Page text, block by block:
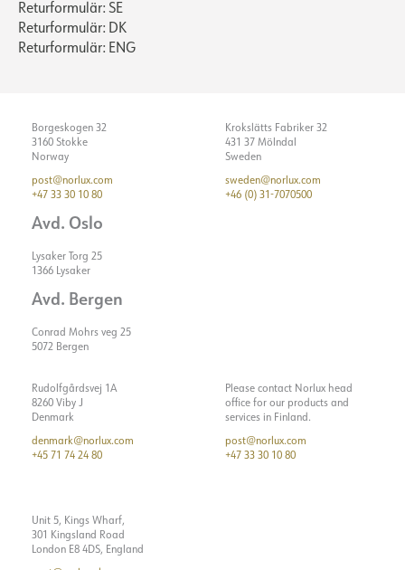
Returformulär: SE
Returformulär: DK
Returformulär: ENG
Borgeskogen 32
3160 Stokke
Norway
post@norlux.com
+47 33 30 10 80
Avd. Oslo
Lysaker Torg 25
1366 Lysaker
Avd. Bergen
Conrad Mohrs veg 25
5072 Bergen
Krokslätts Fabriker 32
431 37 Mölndal
Sweden
sweden@norlux.com
+46 (0) 31-7070500
Rudolfgårdsvej 1A
8260 Viby J
Denmark
denmark@norlux.com
+45 71 74 24 80
Please contact Norlux head
office for our products and
services in Finland.
post@norlux.com
+47 33 30 10 80
Unit 5, Kings Wharf,
301 Kingsland Road
London E8 4DS, England